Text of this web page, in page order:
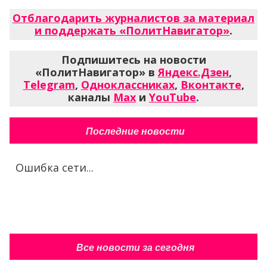
Отблагодарить журналистов за материал
и поддержать «ПолитНавигатор».
Подпишитесь на новости
«ПолитНавигатор» вЯндекс.Дзен,
Telegram, Одноклассниках, Вконтакте,
каналы Max и YouTube.
Последние новости
Ошибка сети...
Все новости за сегодня